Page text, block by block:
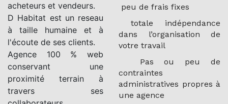
acheteurs et vendeurs.
D Habitat est un reseau
à taille humaine et à
l'écoute de ses clients.
Agence 100 % web
conservant une
proximité terrain à
travers ses
peu de frais fixes
totale indépendance
dans l’organisation de
votre travail
Pas ou peu de
contraintes
administratives propres à
une agence